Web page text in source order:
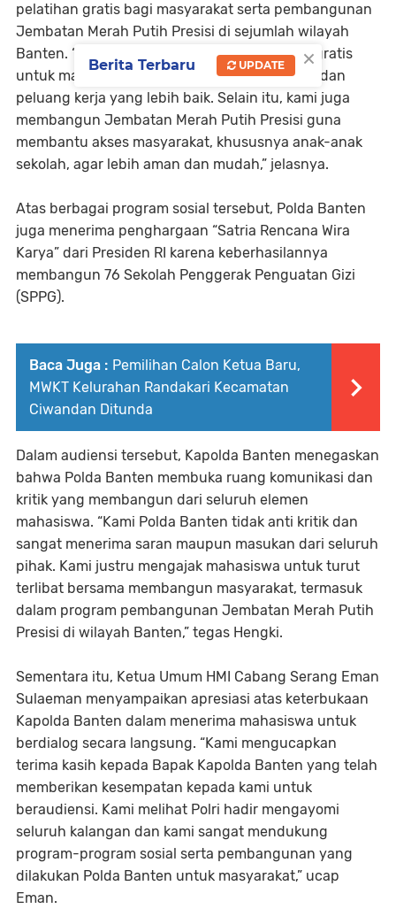
pelatihan gratis bagi masyarakat serta pembangunan
Jembatan Merah Putih Presisi di sejumlah wilayah
Banten. “Kami telah melaksanakan pelatihan gratis
untuk masyarakat agar memiliki keterampilan dan
peluang kerja yang lebih baik. Selain itu, kami juga
membangun Jembatan Merah Putih Presisi guna
membantu akses masyarakat, khususnya anak-anak
sekolah, agar lebih aman dan mudah,” jelasnya.
Atas berbagai program sosial tersebut, Polda Banten
juga menerima penghargaan “Satria Rencana Wira
Karya” dari Presiden RI karena keberhasilannya
membangun 76 Sekolah Penggerak Penguatan Gizi
(SPPG).
Baca Juga : Pemilihan Calon Ketua Baru,
MWKT Kelurahan Randakari Kecamatan
Ciwandan Ditunda
Dalam audiensi tersebut, Kapolda Banten menegaskan
bahwa Polda Banten membuka ruang komunikasi dan
kritik yang membangun dari seluruh elemen
mahasiswa. “Kami Polda Banten tidak anti kritik dan
sangat menerima saran maupun masukan dari seluruh
pihak. Kami justru mengajak mahasiswa untuk turut
terlibat bersama membangun masyarakat, termasuk
dalam program pembangunan Jembatan Merah Putih
Presisi di wilayah Banten,” tegas Hengki.
Sementara itu, Ketua Umum HMI Cabang Serang Eman
Sulaeman menyampaikan apresiasi atas keterbukaan
Kapolda Banten dalam menerima mahasiswa untuk
berdialog secara langsung. “Kami mengucapkan
terima kasih kepada Bapak Kapolda Banten yang telah
memberikan kesempatan kepada kami untuk
beraudiensi. Kami melihat Polri hadir mengayomi
seluruh kalangan dan kami sangat mendukung
program-program sosial serta pembangunan yang
dilakukan Polda Banten untuk masyarakat,” ucap
Eman.
×
Berita Terbaru UPDATE